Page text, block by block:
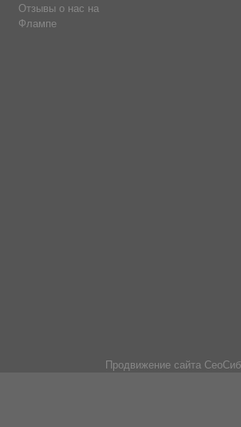
Отзывы о нас на
Флампе
Продвижение сайта СеоСиб